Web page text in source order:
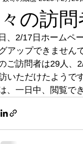
の訪
、2/17日ホームペ
アップできません
ご訪問者は29人、
いただけたようです
、一日中、閲覧で